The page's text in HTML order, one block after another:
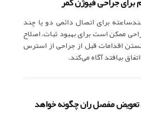
برای اتصال دائمی دو یا چند
ممکن است برای بهبود ثبات، اصلاح
اقدامات قبل از جراحی از استرس
بیافتد آگاه می‌کند.
تعویض مفصل ران چگونه خواهد